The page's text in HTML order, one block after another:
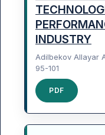
INDUSTRY
Adilbekov Allayar
95-101
PDF